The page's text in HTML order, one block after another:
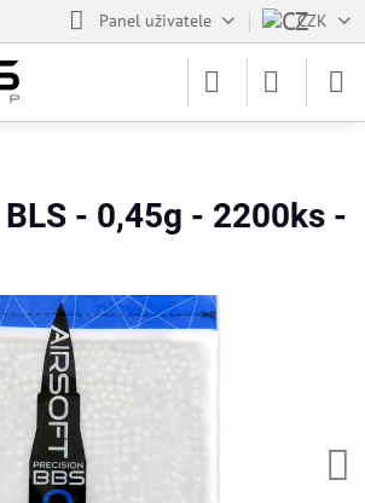
Panel uživatele CZK
- 0,45g - 2200ks -